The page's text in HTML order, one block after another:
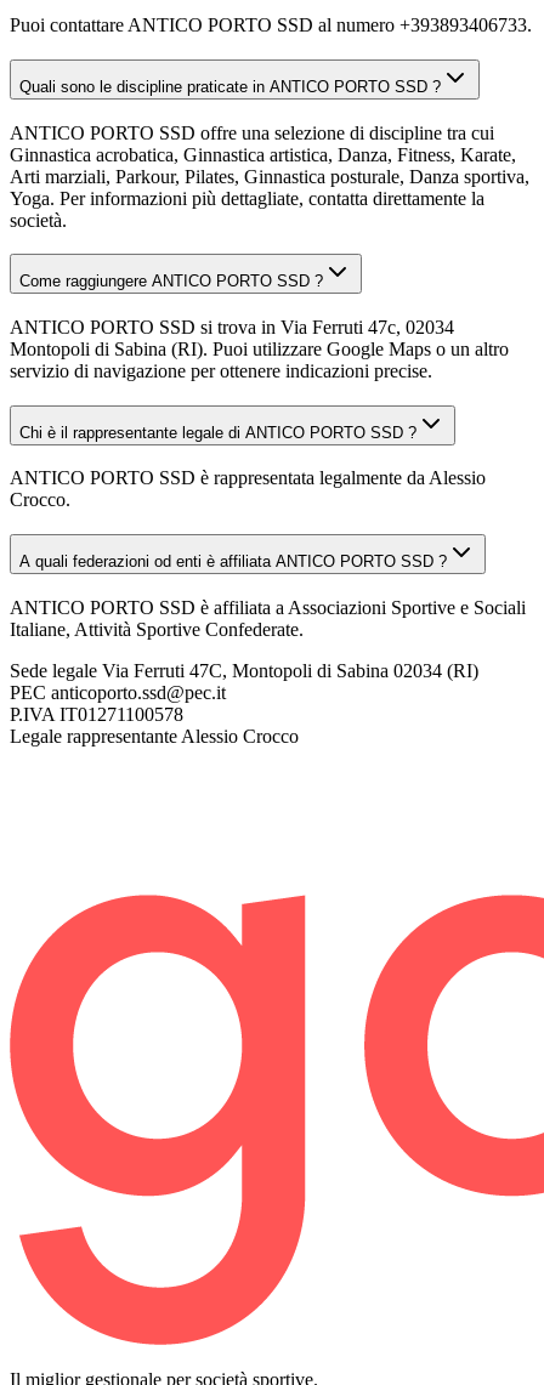
Puoi contattare ANTICO PORTO SSD al numero +393893406733.
Quali sono le discipline praticate in ANTICO PORTO SSD ?
ANTICO PORTO SSD offre una selezione di discipline tra cui
Ginnastica acrobatica, Ginnastica artistica, Danza, Fitness, Karate,
Arti marziali, Parkour, Pilates, Ginnastica posturale, Danza sportiva,
Yoga. Per informazioni più dettagliate, contatta direttamente la
società.
Come raggiungere ANTICO PORTO SSD ?
ANTICO PORTO SSD si trova in Via Ferruti 47c, 02034
Montopoli di Sabina (RI). Puoi utilizzare Google Maps o un altro
servizio di navigazione per ottenere indicazioni precise.
Chi è il rappresentante legale di ANTICO PORTO SSD ?
ANTICO PORTO SSD è rappresentata legalmente da Alessio
Crocco.
A quali federazioni od enti è affiliata ANTICO PORTO SSD ?
ANTICO PORTO SSD è affiliata a Associazioni Sportive e Sociali
Italiane, Attività Sportive Confederate.
Sede legale Via Ferruti 47C, Montopoli di Sabina 02034 (RI)
PEC anticoporto.ssd@pec.it
P.IVA IT01271100578
Legale rappresentante Alessio Crocco
Il miglior gestionale per società sportive.